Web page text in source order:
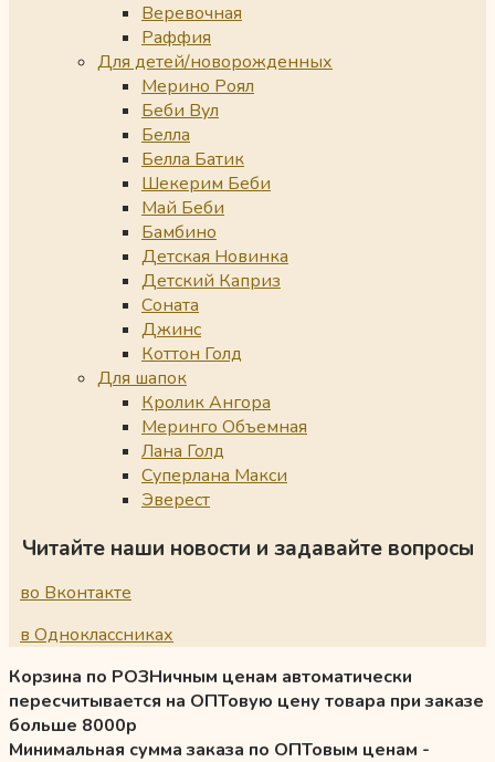
Веревочная
Раффия
Для детей/новорожденных
Мерино Роял
Беби Вул
Белла
Белла Батик
Шекерим Беби
Май Беби
Бамбино
Детская Новинка
Детский Каприз
Соната
Джинс
Коттон Голд
Для шапок
Кролик Ангора
Меринго Объемная
Лана Голд
Суперлана Макси
Эверест
Читайте наши новости и задавайте вопросы
во Вконтакте
в Одноклассниках
Корзина по РОЗНичным ценам автоматически
пересчитывается на ОПТовую цену товара при заказе
больше 8000р
Минимальная сумма заказа по ОПТовым ценам -